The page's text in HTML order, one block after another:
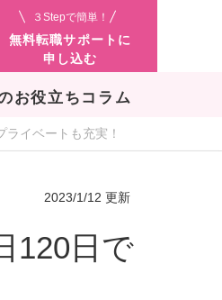
３Stepで簡単！
無料転職サポートに
申し込む
お役立ちコラム
イベートも充実！
2023/1/12 更新
120日で